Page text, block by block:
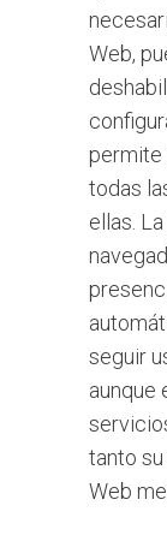
Web,
permite
todas
ellas.
seguir
aunque
tanto
Web